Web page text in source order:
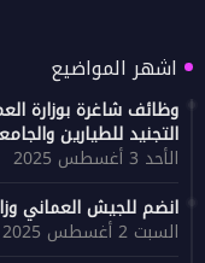
اشهر المواضيع
وظائف شاغرة بوزارة
التجنيد للطيارين
الأحد 3 أغسطس 2025
انضم للجيش العماني
السبت 2 أغسطس 2025